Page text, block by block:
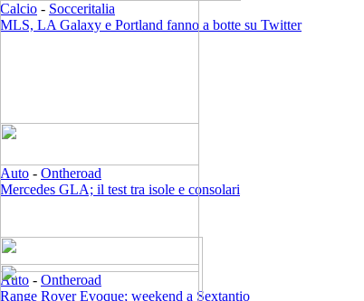
Calcio - Socceritalia
MLS, LA Galaxy e Portland fanno a botte su Twitter
Auto - Ontheroad
Mercedes GLA; il test tra isole e consolari
Auto - Ontheroad
Range Rover Evoque; weekend a Sextantio